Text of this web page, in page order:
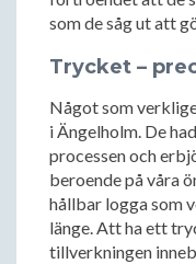
som de såg ut att
Trycket –
Något som
i Ängelholm. De
processen och
beroende på våra
hållbar logga som
länge. Att ha ett
tillverkningen